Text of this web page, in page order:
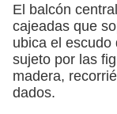
El balcón
cajeadas que
ubica el escudo
sujeto por las
madera,
dados.